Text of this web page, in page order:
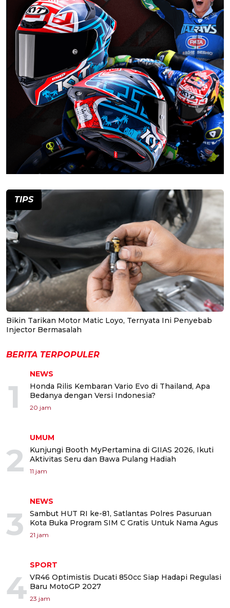
TIPS
Bikin Tarikan Motor Matic Loyo, Ternyata Ini Penyebab
Injector Bermasalah
BERITA TERPOPULER
1
NEWS
Honda Rilis Kembaran Vario Evo di Thailand, Apa
Bedanya dengan Versi Indonesia?
20 jam
2
UMUM
Kunjungi Booth MyPertamina di GIIAS 2026, Ikuti
Aktivitas Seru dan Bawa Pulang Hadiah
11 jam
3
NEWS
Sambut HUT RI ke-81, Satlantas Polres Pasuruan
Kota Buka Program SIM C Gratis Untuk Nama Agus
21 jam
4
SPORT
VR46 Optimistis Ducati 850cc Siap Hadapi Regulasi
Baru MotoGP 2027
23 jam